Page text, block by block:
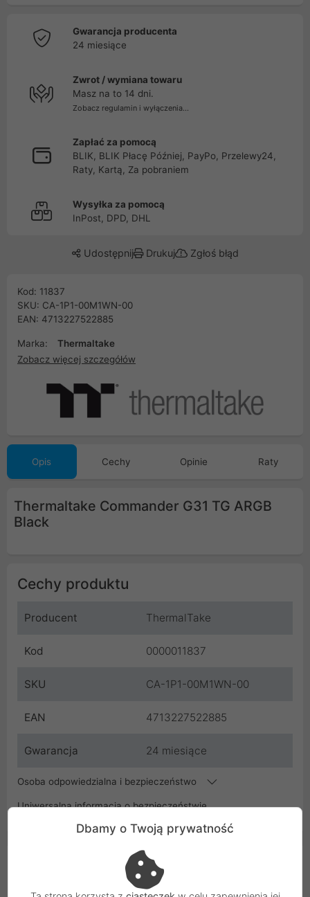
Gwarancja producenta
24 miesiące
Zwrot / wymiana towaru
Masz na to 14 dni.
Zobacz regulamin i wyłączenia...
Zapłać za pomocą
BLIK, BLIK Płacę Później, PayPo, Przelewy24,
Raty, Kartą, Za pobraniem
Wysyłka za pomocą
InPost, DPD, DHL
Udostępnij Drukuj Zgłoś błąd
Kod: 11837
SKU: CA-1P1-00M1WN-00
EAN: 4713227522885
Marka:
Thermaltake
Zobacz więcej szczegółów
Opis Cechy Opinie Raty
Thermaltake Commander G31 TG ARGB
Black
Cechy produktu
Producent ThermalTake
Kod 0000011837
SKU CA-1P1-00M1WN-00
EAN 4713227522885
Gwarancja 24 miesiące
Osoba odpowiedzialna i bezpieczeństwo
Uniwersalna informacja o bezpieczeństwie
Podobne Produkty
Dbamy o Twoją prywatność